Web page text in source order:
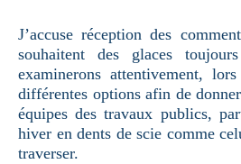
J’accuse réception des
souhaitent des glaces
examinerons attentivement,
différentes options afin de
équipes des travaux publics,
hiver en dents de scie comme
traverser.